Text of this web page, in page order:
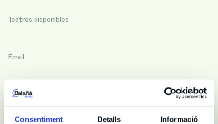
Consentiment Detalls Informació
Teatros disponibles
Email
Teléfono